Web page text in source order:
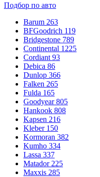
Подбор по авто
Barum 263
BFGoodrich 119
Bridgestone 789
Continental 1225
Cordiant 93
Debica 86
Dunlop 366
Falken 265
Fulda 165
Goodyear 805
Hankook 808
Kapsen 216
Kleber 150
Kormoran 382
Kumho 334
Lassa 337
Matador 225
Maxxis 285